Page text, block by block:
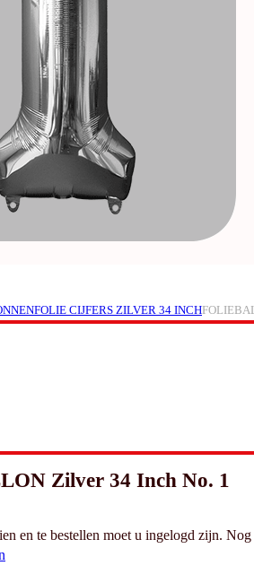
FOLIE CIJFERS ZILVER 34 INCH
Zilver 34 Inch No. 1
en te bestellen moet u ingelogd zijn. Nog